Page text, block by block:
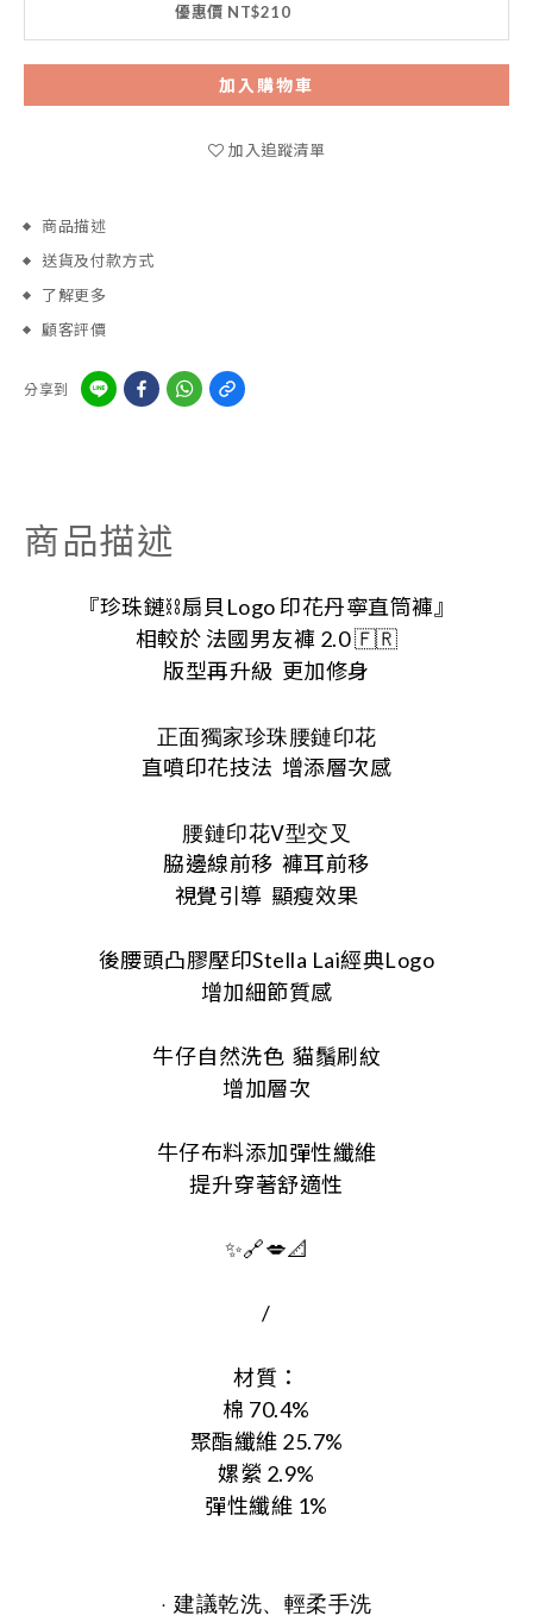
優惠價 NT$210
加入購物車
加入追蹤清單
商品描述
送貨及付款方式
了解更多
顧客評價
分享到
商品描述
『珍珠鏈⛓️扇貝Logo 印花丹寧直筒褲』
相較於 法國男友褲 2.0 🇫🇷
版型再升級 更加修身
正面獨家珍珠腰鏈印花
直噴印花技法 增添層次感
腰鏈印花V型交叉
脇邊線前移 褲耳前移
視覺引導 顯瘦效果
後腰頭凸膠壓印Stella Lai經典Logo
增加細節質感
牛仔自然洗色 貓鬚刷紋
增加層次
牛仔布料添加彈性纖維
提升穿著舒適性
✨🔗💋📐
/
材質：
棉 70.4%
聚酯纖維 25.7%
嫘縈 2.9%
彈性纖維 1%
· 建議乾洗、輕柔手洗